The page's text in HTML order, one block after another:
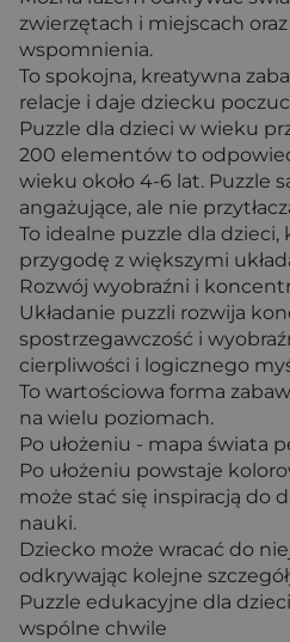
zwierzętach i miejscach
wspomnienia.
To spokojna, kreatywna
relacje i daje dziecku
Puzzle dla dzieci w wieku
200 elementów to
wieku około 4-6 lat. Puzzle
angażujące, ale nie
To idealne puzzle dla dzieci,
przygodę z większymi
Rozwój wyobraźni i
Układanie puzzli rozwija
spostrzegawczość i
cierpliwości i logicznego
To wartościowa forma
na wielu poziomach.
Po ułożeniu - mapa świata
Po ułożeniu powstaje
może stać się inspiracją do
nauki.
Dziecko może wracać do
odkrywając kolejne
Puzzle edukacyjne dla
wspólne chwile